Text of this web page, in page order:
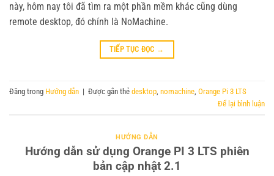
này, hôm nay tôi đã tìm ra một phần mềm khác cũng dùng
remote desktop, đó chính là NoMachine.
TIẾP TỤC ĐỌC →
Đăng trong Hướng dẫn | Được gắn thẻ desktop nomachine Orange Pi 3 LTS
Để lại bình luận
HƯỚNG DẪN
Hướng dẫn sử dụng Orange PI 3 LTS phiên
bản cập nhật 2.1